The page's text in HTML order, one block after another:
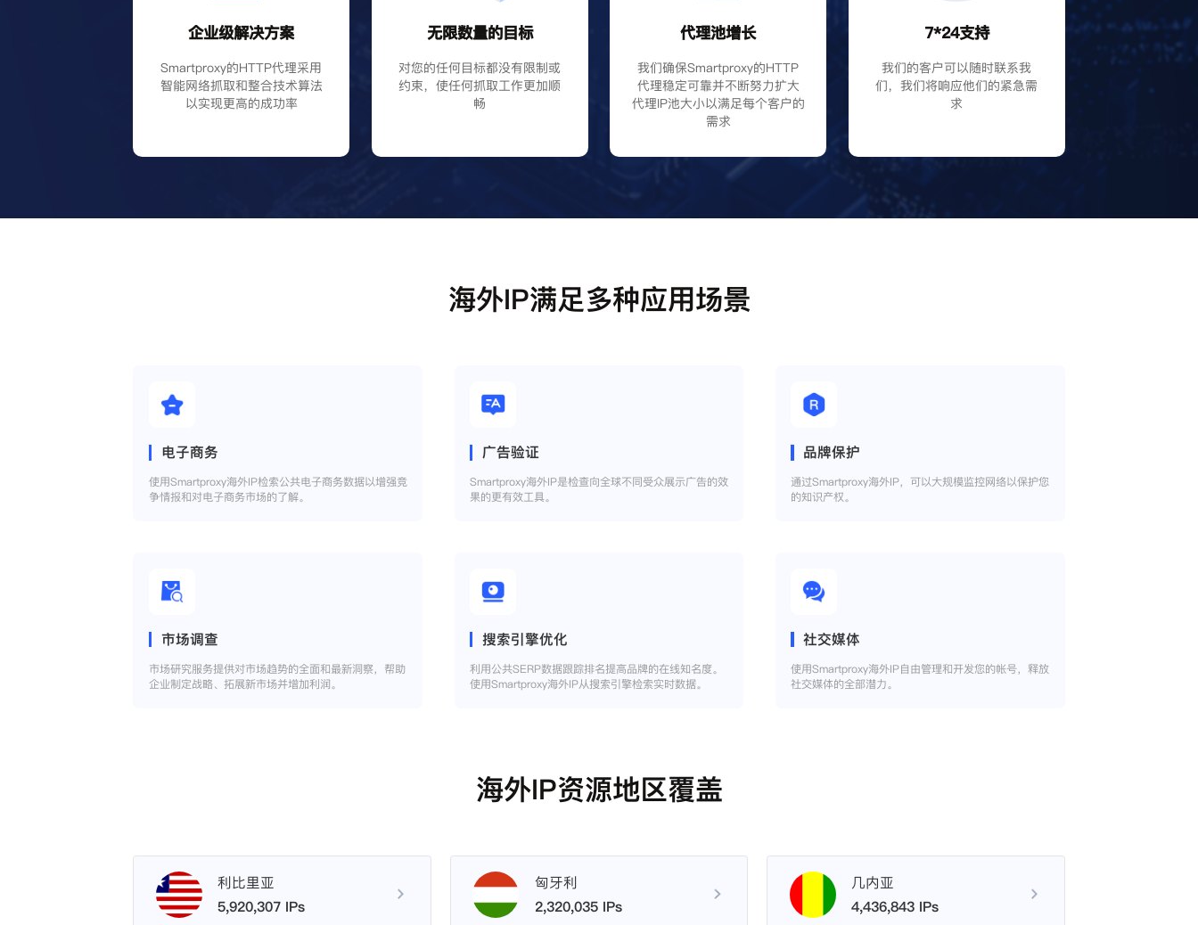
企业级解决方案
Smartproxy的HTTP代理采用
智能网络抓取和整合技术算法
以实现更高的成功率
无限数量的目标
对您的任何目标都没有限制或
约束，使任何抓取工作更加顺
畅
代理池增长
我们确保Smartproxy的HTTP
代理稳定可靠并不断努力扩大
代理IP池大小以满足每个客户的
需求
7*24支持
我们的客户可以随时联系我
们，我们将响应他们的紧急需
求
海外IP满足多种应用场景
电子商务
使用Smartproxy海外IP检索公共电子商务数据以增强竞
争情报和对电子商务市场的了解。
广告验证
Smartproxy海外IP是检查向全球不同受众展示广告的效
果的更有效工具。
品牌保护
通过Smartproxy海外IP，可以大规模监控网络以保护您
的知识产权。
市场调查
市场研究服务提供对市场趋势的全面和最新洞察，帮助
企业制定战略、拓展新市场并增加利润。
搜索引擎优化
利用公共SERP数据跟踪排名提高品牌的在线知名度。
使用Smartproxy海外IP从搜索引擎检索实时数据。
社交媒体
使用Smartproxy海外IP自由管理和开发您的帐号，释放
社交媒体的全部潜力。
海外IP资源地区覆盖
利比里亚
5,920,307 IPs
匈牙利
2,320,035 IPs
几内亚
4,436,843 IPs